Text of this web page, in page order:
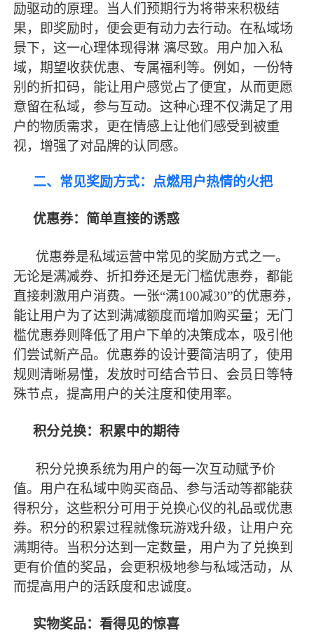
励驱动的原理。当人们预期行为将带来积极结
果，即奖励时，便会更有动力去行动。在私域场
景下，这一心理体现得淋 漓尽致。用户加入私
域，期望收获优惠、专属福利等。例如，一份特
别的折扣码，能让用户感觉占了便宜，从而更愿
意留在私域，参与互动。这种心理不仅满足了用
户的物质需求，更在情感上让他们感受到被重
视，增强了对品牌的认同感。
二、常见奖励方式：点燃用户热情的火把
优惠券：简单直接的诱惑
优惠券是私域运营中常见的奖励方式之一。
无论是满减券、折扣券还是无门槛优惠券，都能
直接刺激用户消费。一张“满100减30”的优惠券，
能让用户为了达到满减额度而增加购买量；无门
槛优惠券则降低了用户下单的决策成本，吸引他
们尝试新产品。优惠券的设计要简洁明了，使用
规则清晰易懂，发放时可结合节日、会员日等特
殊节点，提高用户的关注度和使用率。
积分兑换：积累中的期待
积分兑换系统为用户的每一次互动赋予价
值。用户在私域中购买商品、参与活动等都能获
得积分，这些积分可用于兑换心仪的礼品或优惠
券。积分的积累过程就像玩游戏升级，让用户充
满期待。当积分达到一定数量，用户为了兑换到
更有价值的奖品，会更积极地参与私域活动，从
而提高用户的活跃度和忠诚度。
实物奖品：看得见的惊喜